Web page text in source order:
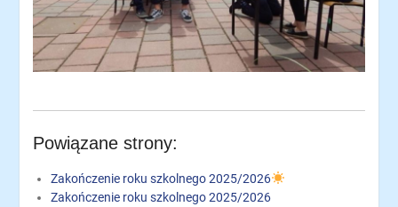
Powiązane strony:
Zakończenie roku szkolnego 2025/2026
Zakończenie roku szkolnego 2025/2026